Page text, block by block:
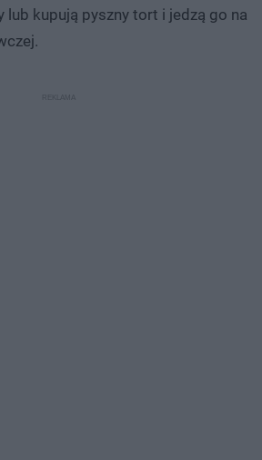
lub kupują pyszny tort i jedzą go na